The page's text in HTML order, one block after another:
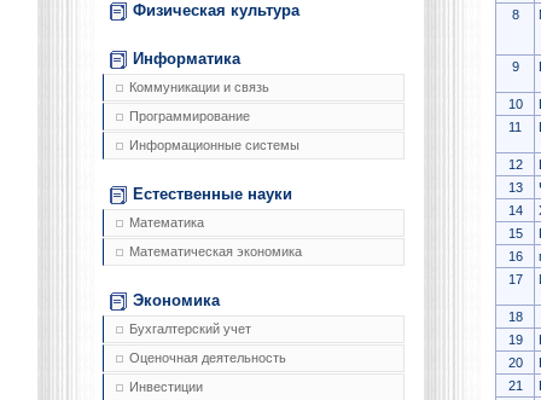
Физическая культура
Информатика
Коммуникации и связь
Программирование
Информационные системы
Естественные науки
Математика
Математическая экономика
Экономика
Бухгалтерский учет
Оценочная деятельность
Инвестиции
8
9
10
11
12
13
14
15
16
17
18
19
20
21